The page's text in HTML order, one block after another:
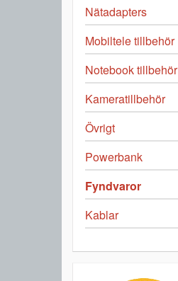
Nätadapters
Mobiltele tillbehör
Notebook tillbehör
Kameratillbehör
Övrigt
Powerbank
Fyndvaror
Kablar